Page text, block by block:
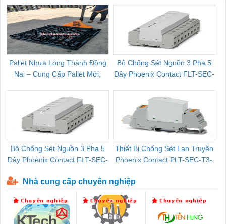
Pallet Nhựa Long Thành Đồng
Nai – Cung Cấp Pallet Mới,
Bộ Chống Sét Nguồn 3 Pha 5
Dây Phoenix Contact FLT-SEC-
Bộ Chống Sét Nguồn 3 Pha 5
Dây Phoenix Contact FLT-SEC-
Thiết Bị Chống Sét Lan Truyền
Phoenix Contact PLT-SEC-T3-
Nhà cung cấp chuyên nghiệp